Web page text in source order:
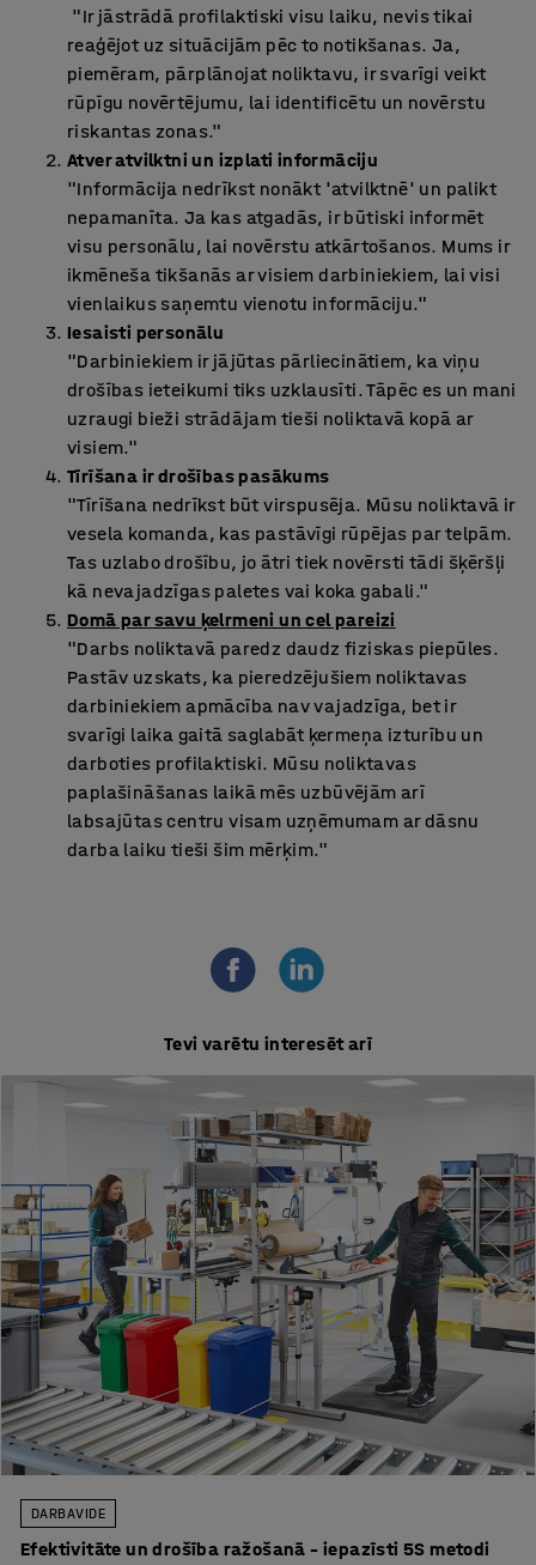
"Ir jāstrādā profilaktiski visu laiku, nevis tikai
reaģējot uz situācijām pēc to notikšanas. Ja,
piemēram, pārplānojat noliktavu, ir svarīgi veikt
rūpīgu novērtējumu, lai identificētu un novērstu
riskantas zonas."
Atver atvilktni un izplati informāciju
"Informācija nedrīkst nonākt 'atvilktnē' un palikt
nepamanīta. Ja kas atgadās, ir būtiski informēt
visu personālu, lai novērstu atkārtošanos. Mums ir
ikmēneša tikšanās ar visiem darbiniekiem, lai visi
vienlaikus saņemtu vienotu informāciju."
Iesaisti personālu
"Darbiniekiem ir jājūtas pārliecinātiem, ka viņu
drošības ieteikumi tiks uzklausīti. Tāpēc es un mani
uzraugi bieži strādājam tieši noliktavā kopā ar
visiem."
Tīrīšana ir drošības pasākums
"Tīrīšana nedrīkst būt virspusēja. Mūsu noliktavā ir
vesela komanda, kas pastāvīgi rūpējas par telpām.
Tas uzlabo drošību, jo ātri tiek novērsti tādi šķēršļi
kā nevajadzīgas paletes vai koka gabali."
Domā par savu ķelrmeni un cel pareizi
"Darbs noliktavā paredz daudz fiziskas piepūles.
Pastāv uzskats, ka pieredzējušiem noliktavas
darbiniekiem apmācība nav vajadzīga, bet ir
svarīgi laika gaitā saglabāt ķermeņa izturību un
darboties profilaktiski. Mūsu noliktavas
paplašināšanas laikā mēs uzbūvējām arī
labsajūtas centru visam uzņēmumam ar dāsnu
darba laiku tieši šim mērķim."
Tevi varētu interesēt arī
DARBA VIDE
Efektivitāte un drošība ražošanā – iepazīsti 5S metodi